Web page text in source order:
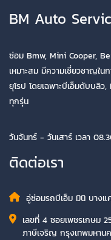
BM Auto
ซ่อม Bmw, Mini Cooper,
เหมาะสม มีความเชี่ยวชาญใ
ยุโรป โดยเฉพาะบีเอ็มดับบลิว,
ทุกรุ่น
วันจันทร์ - วันเสาร์ เวลา
ติดต่อเรา
อู่ซ่อมรถบีเอ็ม มินิ บางแ
เลขที่ 4 ซอยเพชรเกษม
ภาษีเจริญ กรุงเทพมหาน